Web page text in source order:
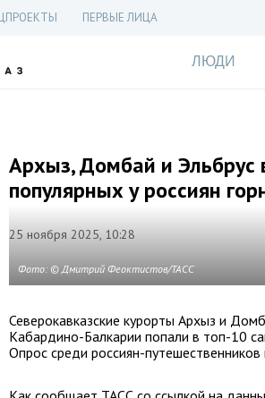
ПЕРВЫЕ ЛИЦА
ЛЮДИ
Архыз, Домбай и Эльбрус
популярных у россиян
25 ноября 2025, 10:28
Фото: © Дмитрий Феоктистов/ТАСС
Северокавказские курорты Архыз и
Кабардино-Балкарии попали в топ-10
Опрос среди россиян-